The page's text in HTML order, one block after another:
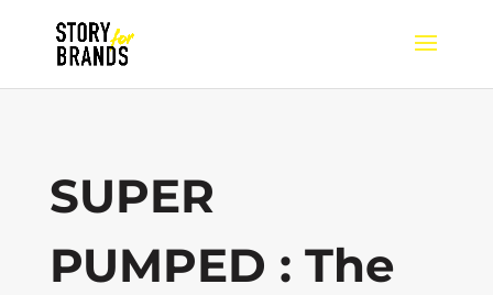
SUPER
PUMPED : The